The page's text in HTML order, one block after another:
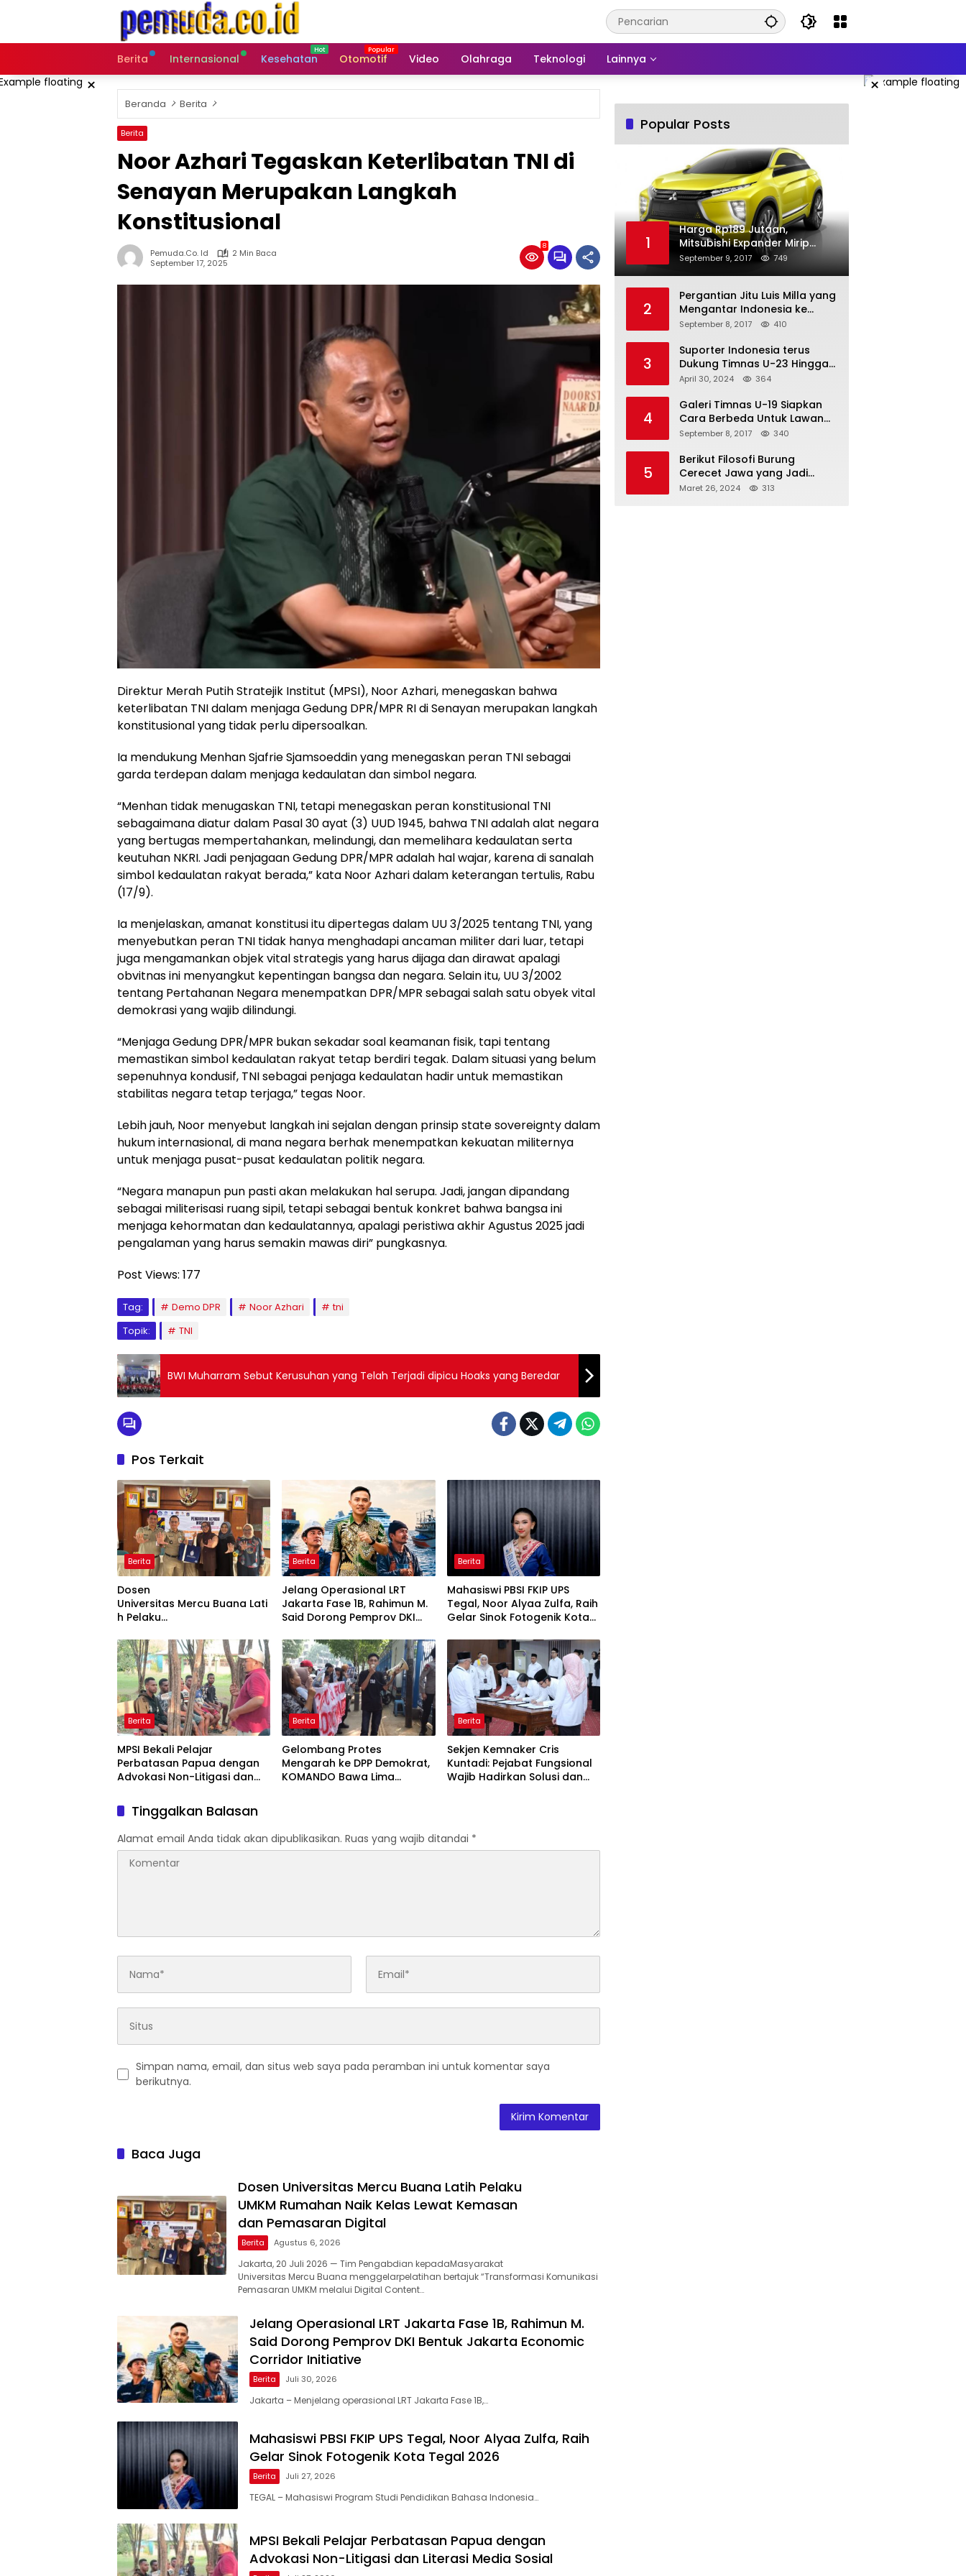
Berita
Internasional Kesehatan Otomotif Video Olahraga Teknologi Lainnya
× ×
Beranda Berita
Berita
Noor Azhari Tegaskan Keterlibatan TNI di
Senayan Merupakan Langkah
Konstitusional
Pemuda.co. Id
2 Min Baca
September 17, 2025
8
Direktur Merah Putih Stratejik Institut (MPSI), Noor Azhari, menegaskan bahwa
keterlibatan TNI dalam menjaga Gedung DPR/MPR RI di Senayan merupakan langkah
konstitusional yang tidak perlu dipersoalkan.
Ia mendukung Menhan Sjafrie Sjamsoeddin yang menegaskan peran TNI sebagai
garda terdepan dalam menjaga kedaulatan dan simbol negara.
“Menhan tidak menugaskan TNI, tetapi menegaskan peran konstitusional TNI
sebagaimana diatur dalam Pasal 30 ayat (3) UUD 1945, bahwa TNI adalah alat negara
yang bertugas mempertahankan, melindungi, dan memelihara kedaulatan serta
keutuhan NKRI. Jadi penjagaan Gedung DPR/MPR adalah hal wajar, karena di sanalah
simbol kedaulatan rakyat berada,” kata Noor Azhari dalam keterangan tertulis, Rabu
(17/9).
Ia menjelaskan, amanat konstitusi itu dipertegas dalam UU 3/2025 tentang TNI, yang
menyebutkan peran TNI tidak hanya menghadapi ancaman militer dari luar, tetapi
juga mengamankan objek vital strategis yang harus dijaga dan dirawat apalagi
obvitnas ini menyangkut kepentingan bangsa dan negara. Selain itu, UU 3/2002
tentang Pertahanan Negara menempatkan DPR/MPR sebagai salah satu obyek vital
demokrasi yang wajib dilindungi.
“Menjaga Gedung DPR/MPR bukan sekadar soal keamanan fisik, tapi tentang
memastikan simbol kedaulatan rakyat tetap berdiri tegak. Dalam situasi yang belum
sepenuhnya kondusif, TNI sebagai penjaga kedaulatan hadir untuk memastikan
stabilitas negara tetap terjaga,” tegas Noor.
Lebih jauh, Noor menyebut langkah ini sejalan dengan prinsip state sovereignty dalam
hukum internasional, di mana negara berhak menempatkan kekuatan militernya
untuk menjaga pusat-pusat kedaulatan politik negara.
“Negara manapun pun pasti akan melakukan hal serupa. Jadi, jangan dipandang
sebagai militerisasi ruang sipil, tetapi sebagai bentuk konkret bahwa bangsa ini
menjaga kehormatan dan kedaulatannya, apalagi peristiwa akhir Agustus 2025 jadi
pengalaman yang harus semakin mawas diri” pungkasnya.
Post Views: 177
Tag: Demo DPR Noor Azhari
tni
Topik:
TNI
BWI Muharram Sebut Kerusuhan yang Telah Terjadi dipicu Hoaks yang Beredar
Pos Terkait
Berita
Dosen
Universitas Mercu Buana Lati
h Pelaku
Lewat Kemasan
dan Pemasaran Digital
Berita
Jelang Operasional LRT
Jakarta Fase 1B, Rahimun M.
Said Dorong Pemprov DKI
Corridor Initiative
Berita
Mahasiswi PBSI FKIP UPS
Tegal, Noor Alyaa Zulfa, Raih
Gelar Sinok Fotogenik Kota
Berita
MPSI Bekali Pelajar
Perbatasan Papua dengan
Advokasi Non-Litigasi dan
Berita
Gelombang Protes
Mengarah ke DPP Demokrat,
KOMANDO Bawa Lima
Berita
Sekjen Kemnaker Cris
Kuntadi: Pejabat Fungsional
Wajib Hadirkan Solusi dan
Tinggalkan Balasan
Alamat email Anda tidak akan dipublikasikan. Ruas yang wajib ditandai *
Simpan nama, email, dan situs web saya pada peramban ini untuk komentar saya
berikutnya.
Baca Juga
Dosen Universitas Mercu Buana Latih Pelaku
UMKM Rumahan Naik Kelas Lewat Kemasan
dan Pemasaran Digital
Berita Agustus 6, 2026
Jakarta, 20 Juli 2026 — Tim Pengabdian kepadaMasyarakat
Universitas Mercu Buana menggelarpelatihan bertajuk “Transformasi Komunikasi
Pemasaran UMKM melalui Digital Content…
Jelang Operasional LRT Jakarta Fase 1B, Rahimun M.
Said Dorong Pemprov DKI Bentuk Jakarta Economic
Corridor Initiative
Berita Juli 30, 2026
Jakarta – Menjelang operasional LRT Jakarta Fase 1B,…
Mahasiswi PBSI FKIP UPS Tegal, Noor Alyaa Zulfa, Raih
Gelar Sinok Fotogenik Kota Tegal 2026
Berita Juli 27, 2026
TEGAL – Mahasiswi Program Studi Pendidikan Bahasa Indonesia…
MPSI Bekali Pelajar Perbatasan Papua dengan
Advokasi Non-Litigasi dan Literasi Media Sosial
Popular Posts
1
Harga Rp189 Jutaan,
Mitsubishi Expander Mirip
Pajero Sport
September 9, 2017 749
2
Pergantian Jitu Luis Milla yang
Mengantar Indonesia ke
Semifinal
September 8, 2017 410
3
Suporter Indonesia terus
Dukung Timnas U-23 Hingga
Tembus Olimpiade Paris
April 30, 2024 364
4
Galeri Timnas U-19 Siapkan
Cara Berbeda Untuk Lawan
Vietnam
September 8, 2017 340
5
Berikut Filosofi Burung
Cerecet Jawa yang Jadi
Maskot PBSI Sumedang
Maret 26, 2024 313